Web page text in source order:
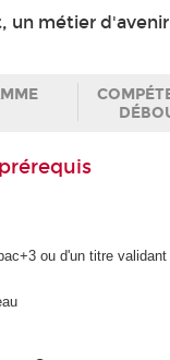
un métier
ou d'un titre validant